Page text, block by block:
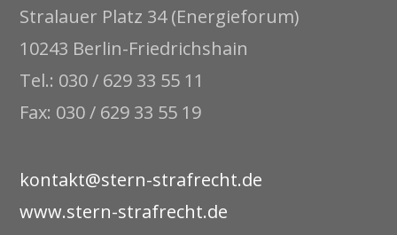
Stralauer Platz 34 (Energieforum)
10243 Berlin-Friedrichshain
Tel.: 030 / 629 33 55 11
Fax: 030 / 629 33 55 19
kontakt@stern-strafrecht.de
www.stern-strafrecht.de